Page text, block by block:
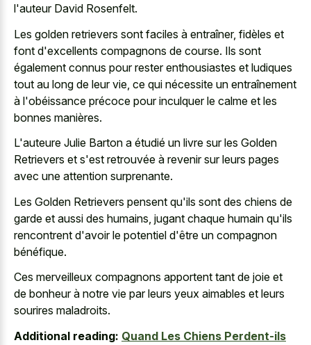
l'auteur David Rosenfelt.
Les golden retrievers sont faciles à entraîner, fidèles et
font d'excellents compagnons de course. Ils sont
également connus pour rester enthousiastes et ludiques
tout au long de leur vie, ce qui nécessite un entraînement
à l'obéissance précoce pour inculquer le calme et les
bonnes manières.
L'auteure Julie Barton a étudié un livre sur les Golden
Retrievers et s'est retrouvée à revenir sur leurs pages
avec une attention surprenante.
Les Golden Retrievers pensent qu'ils sont des chiens de
garde et aussi des humains, jugant chaque humain qu'ils
rencontrent d'avoir le potentiel d'être un compagnon
bénéfique.
Ces merveilleux compagnons apportent tant de joie et
de bonheur à notre vie par leurs yeux aimables et leurs
sourires maladroits.
Additional reading: Quand Les Chiens Perdent-ils